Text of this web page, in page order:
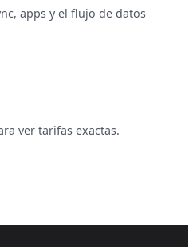
apps y el flujo de datos
ver tarifas exactas.